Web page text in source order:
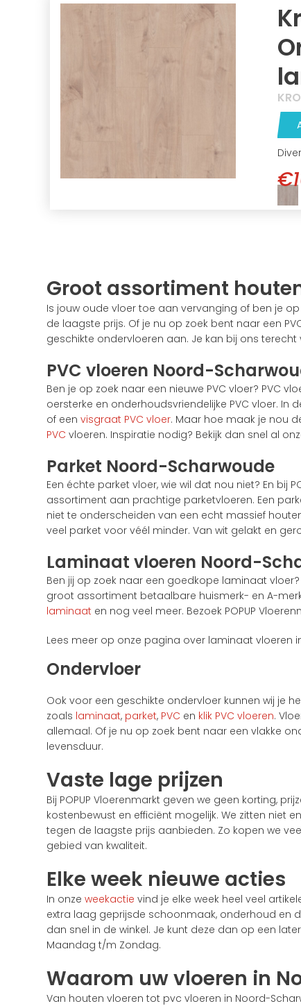
Groot assortiment
Is jouw oude vloer toe aan vervanging of ben je
de laagste prijs. Of je nu op zoek bent naar een
geschikte ondervloeren aan. Je kan bij ons terecht
PVC vloeren Noord-
Ben je op zoek naar een nieuwe PVC vloer? PVC
oersterke en onderhoudsvriendelijke PVC vloer. In
of eenvisgraat PVC vloer. Maar hoe maak je nou
PVC vloeren. Inspiratie nodig? Bekijk dan snel al
Parket Noord-Scharwoude
Een échte parket vloer, wie wil dat nou niet? En bij
assortiment aan prachtige parketvloeren. Een
niet te onderscheiden van een echt massief
veel parket voor véél minder. Van wit gelakt en
Laminaat vloeren Noord-
Ben jij op zoek naar een goedkope laminaat
groot assortiment betaalbare huismerk- en A-
laminaat en nog veel meer. Bezoek POPUP
Lees meer op onze pagina over laminaat vloeren
Ondervloer
Ook voor een geschikte ondervloer kunnen wij je
zoals laminaat, parket, PVC en klik PVC vloeren.
allemaal. Of je nu op zoek bent naar een vlakke
levensduur.
Vaste lage prijzen
Bij POPUP Vloerenmarkt geven we geen korting,
kostenbewust en efficiënt mogelijk. We zitten niet
tegen de laagste prijs aanbieden. Zo kopen we
gebied van kwaliteit.
Elke week nieuwe acties
In onzeweekactie vind je elke week heel veel
extra laag geprijsde schoonmaak, onderhoud en
dan snel in de winkel. Je kunt deze dan op een
Maandag t/m Zondag.
Waarom uw vloeren in
Van houten vloeren tot pvc vloeren in Noord-